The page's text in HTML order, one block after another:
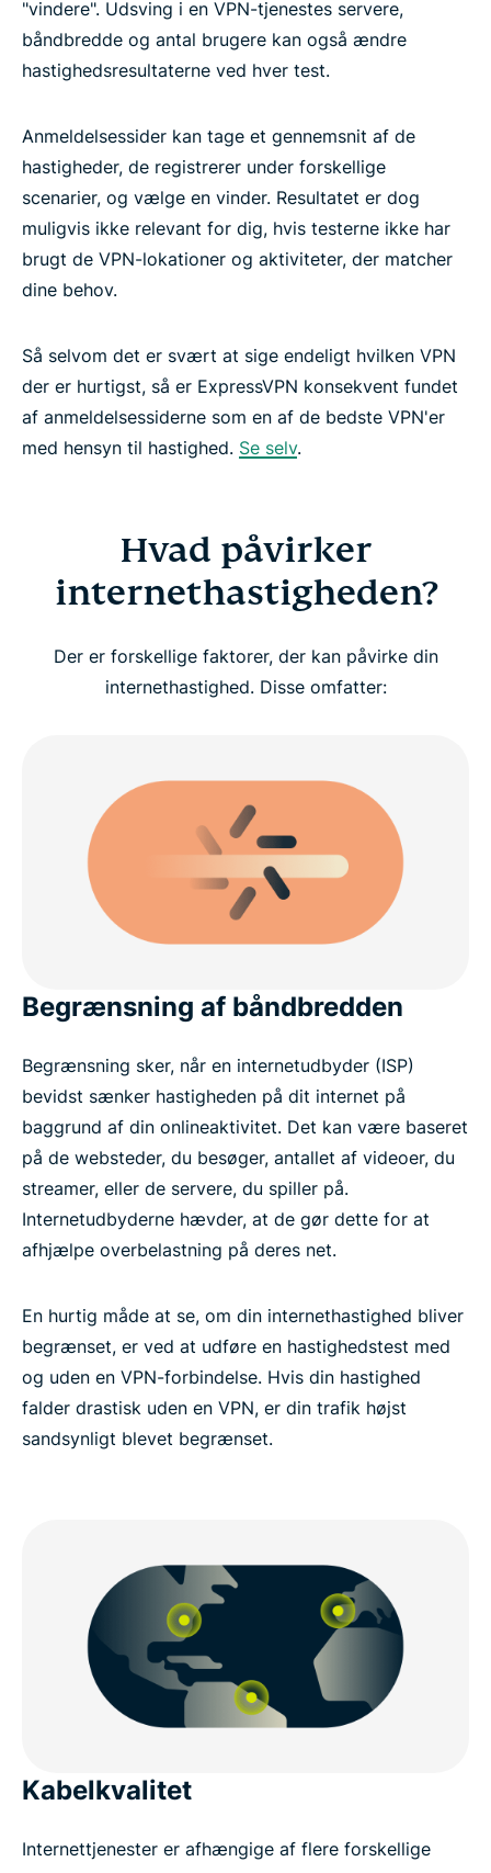
"vindere". Udsving i en VPN-tjenestes servere,
båndbredde og antal brugere kan også ændre
hastighedsresultaterne ved hver test.
Anmeldelsessider kan tage et gennemsnit af de
hastigheder, de registrerer under forskellige
scenarier, og vælge en vinder. Resultatet er dog
muligvis ikke relevant for dig, hvis testerne ikke har
brugt de VPN-lokationer og aktiviteter, der matcher
dine behov.
Så selvom det er svært at sige endeligt hvilken VPN
der er hurtigst, så er ExpressVPN konsekvent fundet
af anmeldelsessiderne som en af de bedste VPN'er
med hensyn til hastighed. Se selv.
Hvad påvirker
internethastigheden?
Der er forskellige faktorer, der kan påvirke din
internethastighed. Disse omfatter:
Begrænsning af båndbredden
Begrænsning sker, når en internetudbyder (ISP)
bevidst sænker hastigheden på dit internet på
baggrund af din onlineaktivitet. Det kan være baseret
på de websteder, du besøger, antallet af videoer, du
streamer, eller de servere, du spiller på.
Internetudbyderne hævder, at de gør dette for at
afhjælpe overbelastning på deres net.
En hurtig måde at se, om din internethastighed bliver
begrænset, er ved at udføre en hastighedstest med
og uden en VPN-forbindelse. Hvis din hastighed
falder drastisk uden en VPN, er din trafik højst
sandsynligt blevet begrænset.
Kabelkvalitet
Internettjenester er afhængige af flere forskellige